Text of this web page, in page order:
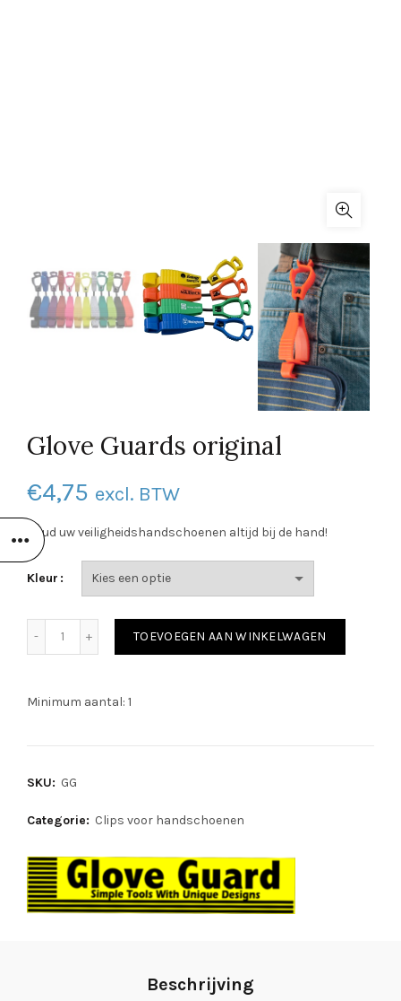
Glove Guards original
€4,75 excl. BTW
Houd uw veiligheidshandschoenen altijd bij de hand!
Kleur
TOEVOEGEN AAN WINKELWAGEN
Minimum aantal: 1
SKU: GG
Categorie: Clips voor handschoenen
Beschrijving